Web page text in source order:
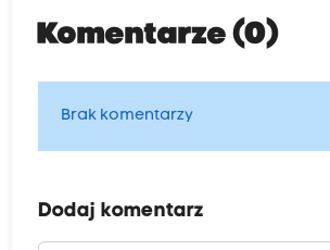
Komentarze (0)
Brak komentarzy
Dodaj komentarz